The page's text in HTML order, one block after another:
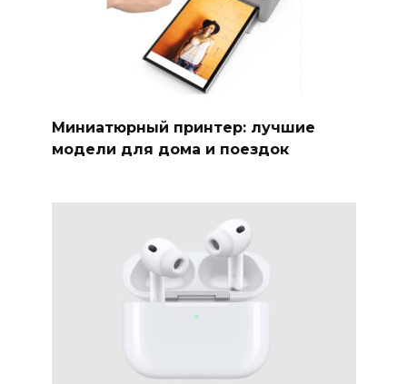
Миниатюрный принтер: лучшие
модели для дома и поездок